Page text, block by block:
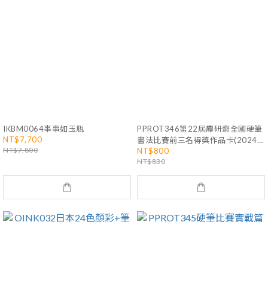
IKBM0064事事如玉瓶
NT$7,700
NT$7,800
PPROT346第22屆麋研齋全國硬筆
書法比賽前三名得獎作品卡(2024
年)
NT$800
NT$830